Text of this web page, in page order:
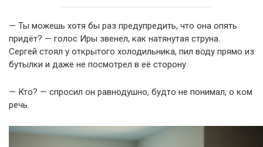
— Ты можешь хотя бы раз предупредить, что она опять
придёт? — голос Иры звенел, как натянутая струна.
Сергей стоял у открытого холодильника, пил воду прямо из
бутылки и даже не посмотрел в её сторону.
— Кто? — спросил он равнодушно, будто не понимал, о ком
речь.